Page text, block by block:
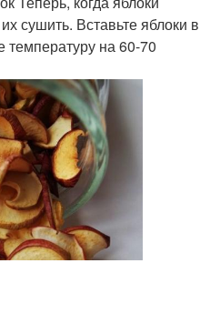
сушить. Вставьте яблоки в
температуру на 60-70